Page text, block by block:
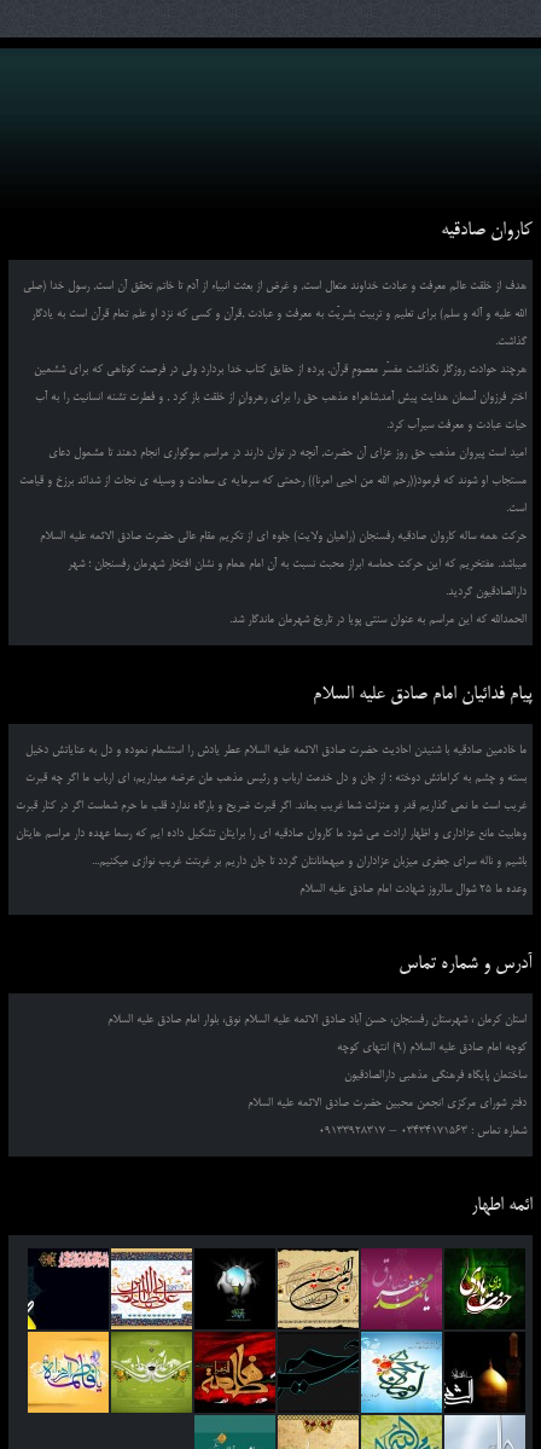
کاروان صادقیه
هدف از خلقت عالم معرفت و عبادت خداوند متعال است, و غرض از بعثت انبیاء از آدم تا خاتم تحقق آن است, رسول خدا (صلی
الله علیه و آله و سلم) برای تعلیم و تربیت بشریّت به معرفت و عبادت ,قرآن و کسی که نزد او علم تمام قرآن است به یادگار
گذاشت.
هرچند حوادث روزگار نگذاشت مفسّر معصومِ قرآن, پرده از حقایق کتاب خدا بردارد ولی در فرصت کوتاهی که برای ششمین
اختر فرزوان آسمان هدایت پیش آمد,شاهراه مذهب حق را برای رهروانِ از خلقت باز کرد , و فطرت تشنه انسانیت را به آب
حیات عبادت و معرفت سیرآب کرد.
امید است پیروان مذهب حق روز عزای آن حضرت, آنچه در توان دارند در مراسم سوگواری انجام دهند تا مشمول دعای
مستجاب او شوند که فرمود((رحم الله من احیی امرنا)) رحمتی که سرمایه ی سعادت و وسیله ی نجات از شدائد برزخ و قیامت
است.
حرکت همه ساله کاروان صادقیه رفسنجان (راهیان ولایت) جلوه ای از تکریم مقام عالی حضرت صادق الائمه علیه السلام
میباشد. مفتخریم که این حرکت حماسه ابراز محبت نسبت به آن امام همام و نشان افتخار شهرمان رفسنجان ؛ شهر
دارالصادقیون گردید.
الحمدالله که این مراسم به عنوان سنتی پویا در تاریخ شهرمان ماندگار شد.
پیام فدائیان امام صادق علیه السلام
ما خادمین صادقیه با شنیدن احادیث حضرت صادق الائمه علیه السلام عطر یادش را استشمام نموده و دل به عنایاتش دخیل
بسته و چشم به کراماتش دوخته ؛ از جان و دل خدمت ارباب و رئیس مذهب مان عرضه میداریم، ای ارباب ما اگر چه قبرت
غریب است ما نمی گذاریم قدر و منزلت شما غریب بماند. اگر قبرت ضریح و بارگاه ندارد قلب ما حرم شماست اگر در کنار قبرت
وهابیت مانع عزاداری و اظهار ارادت می شود ما کاروان صادقیه ای را برایتان تشکیل داده ایم که رسما عهده دار مراسم هایتان
باشیم و ناله سرای جعفری میزبان عزاداران و میهمانانتان گردد تا جان داریم بر غربتت غریب نوازی میکنیم...
وعده ما 25 شوال سالروز شهادت امام صادق علیه السلام
آدرس و شماره تماس
استان کرمان ، شهرستان رفسنجان، حسن آباد صادق الائمه علیه السلام نوق، بلوار امام صادق علیه السلام
کوچه امام صادق علیه السلام (9) انتهای کوچه
ساختمان پایگاه فرهنگی مذهبی دارالصادقیون
دفتر شورای مرکزی انجمن محبین حضرت صادق الائمه علیه السلام
شماره تماس : 03434171563 – 09133928317
ائمه اطهار